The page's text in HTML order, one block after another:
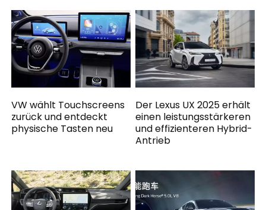
VW wählt Touchscreens
zurück und entdeckt
physische Tasten neu
Der Lexus UX 2025 erhält
einen leistungsstärkeren
und effizienteren Hybrid-
Antrieb